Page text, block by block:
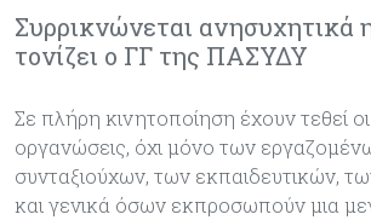
Συρρικνώνεται ανησυχητικά
τονίζει ο ΓΓ της ΠΑΣΥΔΥ
Σε πλήρη κινητοποίηση έχουν τεθεί
οργανώσεις, όχι μόνο των
συνταξιούχων, των εκπαιδευτικών,
και γενικά όσων εκπροσωπούν μια